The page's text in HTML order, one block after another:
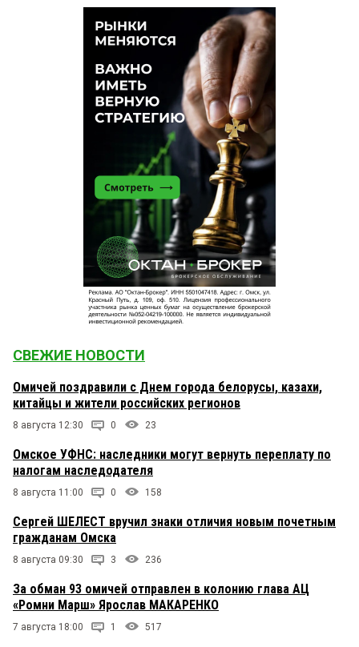
СВЕЖИЕ НОВОСТИ
Омичей поздравили с Днем города белорусы, казахи,
китайцы и жители российских регионов
8 августа 12:30 0 23
Омское УФНС: наследники могут вернуть переплату по
налогам наследодателя
8 августа 11:00 0 158
Сергей ШЕЛЕСТ вручил знаки отличия новым почетным
гражданам Омска
8 августа 09:30 3 236
За обман 93 омичей отправлен в колонию глава АЦ
«Ромни Марш» Ярослав МАКАРЕНКО
7 августа 18:00 1 517